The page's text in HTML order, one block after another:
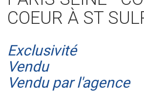
COEUR À ST
Exclusivité
Vendu
Vendu par l'agence